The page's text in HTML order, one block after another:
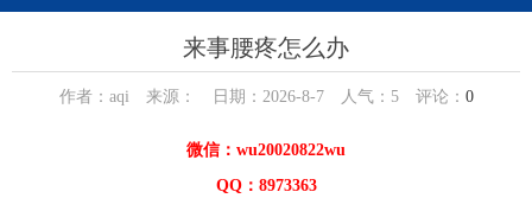
来事腰疼怎么办
作者：aqi 来源： 日期：2026-8-7 人气： 5评论： 0
微信：wu20020822wu
QQ：8973363